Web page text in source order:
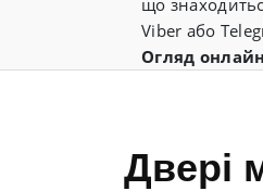
що
Viber або
Огляд
Двері